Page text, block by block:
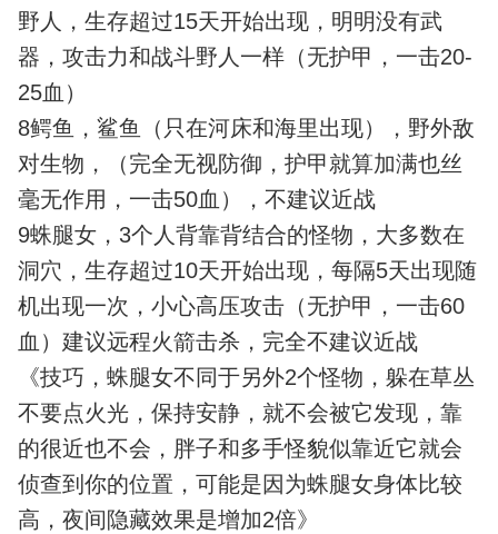
野人，生存超过15天开始出现，明明没有武
器，攻击力和战斗野人一样（无护甲，一击20-
25血）
8鳄鱼，鲨鱼（只在河床和海里出现），野外敌
对生物，（完全无视防御，护甲就算加满也丝
毫无作用，一击50血），不建议近战
9蛛腿女，3个人背靠背结合的怪物，大多数在
洞穴，生存超过10天开始出现，每隔5天出现随
机出现一次，小心高压攻击（无护甲，一击60
血）建议远程火箭击杀，完全不建议近战
《技巧，蛛腿女不同于另外2个怪物，躲在草丛
不要点火光，保持安静，就不会被它发现，靠
的很近也不会，胖子和多手怪貌似靠近它就会
侦查到你的位置，可能是因为蛛腿女身体比较
高，夜间隐藏效果是增加2倍》